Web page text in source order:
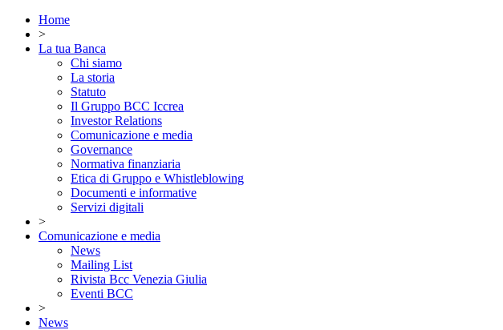
Home
>
La tua Banca
Chi siamo
La storia
Statuto
Il Gruppo BCC Iccrea
Investor Relations
Comunicazione e media
Governance
Normativa finanziaria
Etica di Gruppo e Whistleblowing
Documenti e informative
Servizi digitali
>
Comunicazione e media
News
Mailing List
Rivista Bcc Venezia Giulia
Eventi BCC
>
News